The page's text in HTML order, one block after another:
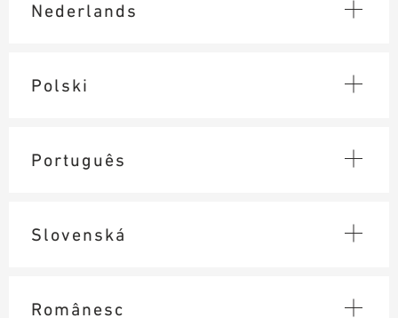
Nederlands
Polski
Português
Slovenská
Românesc